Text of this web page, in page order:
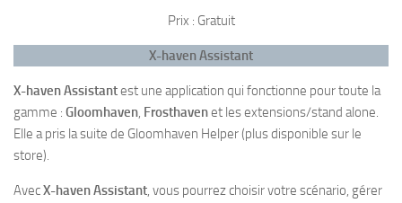
Prix : Gratuit
X-haven Assistant
X-haven Assistantest une application qui fonctionne pour toute la
gamme : Gloomhaven, Frosthavenet les extensions/stand alone.
Elle a pris la suite de Gloomhaven Helper (plus disponible sur le
store).
AvecX-haven Assistant, vous pourrez choisir votre scénario, gérer